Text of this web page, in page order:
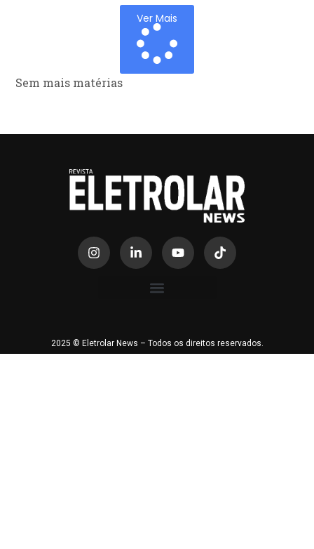
Ver Mais
Sem mais matérias
2025 © Eletrolar News – Todos os direitos reservados.